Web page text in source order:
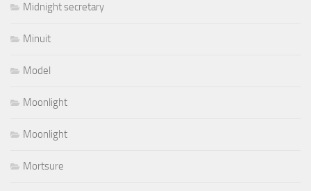
Midnight secretary
Minuit
Model
Moonlight
Moonlight
Mortsure